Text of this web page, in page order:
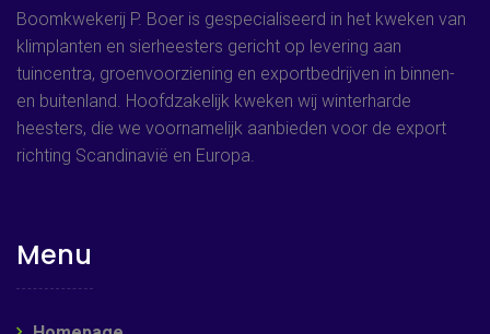
Boomkwekerij P. Boer is gespecialiseerd in het kweken van
klimplanten en sierheesters gericht op levering aan
tuincentra, groenvoorziening en exportbedrijven in binnen-
en buitenland. Hoofdzakelijk kweken wij winterharde
heesters, die we voornamelijk aanbieden voor de export
richting Scandinavië en Europa.
Menu